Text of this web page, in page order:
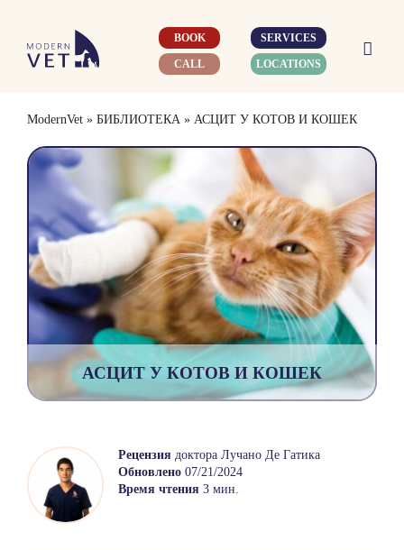
content
BOOK
CALL
SERVICES
LOCATIONS
ModernVet» БИБЛИОТЕКА» АСЦИТ У КОТОВ И КОШЕК
АСЦИТ У КОТОВ И КОШЕК
Рецензия доктора Лучано Де Гатика
Обновлено07/21/2024
Время чтения 3 мин.